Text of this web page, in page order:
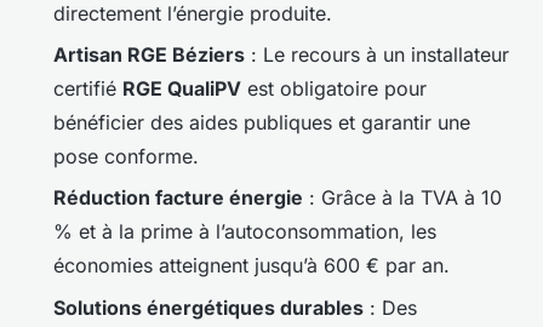
directement l’énergie produite.
Artisan RGE Béziers : Le recours à un installateur
certifié RGE QualiPV est obligatoire pour
bénéficier des aides publiques et garantir une
pose conforme.
Réduction facture énergie : Grâce à la TVA à 10
% et à la prime à l’autoconsommation, les
économies atteignent jusqu’à 600 € par an.
Solutions énergétiques durables : Des